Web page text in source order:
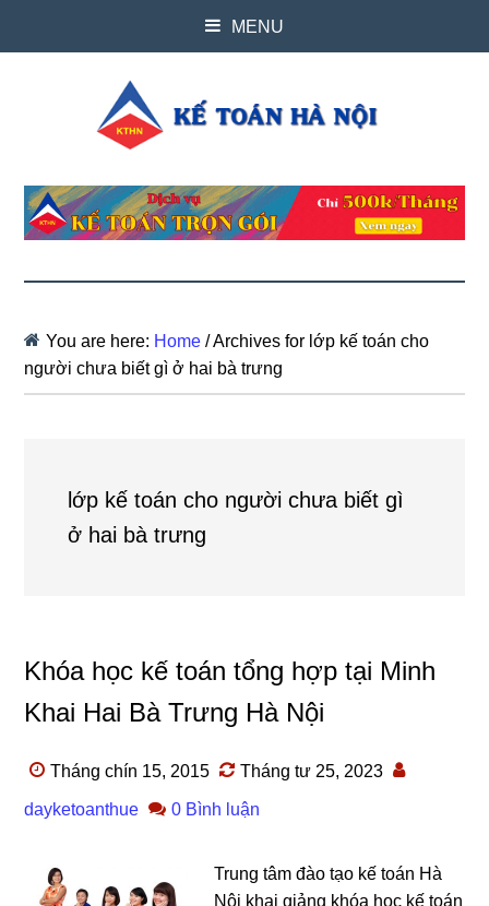
MENU
You are here: Home /Archives for lớp kế toán cho
người chưa biết gì ở hai bà trưng
lớp kế toán cho người chưa biết gì
ở hai bà trưng
Khóa học kế toán tổng hợp tại Minh
Khai Hai Bà Trưng Hà Nội
Tháng chín 15, 2015 Tháng tư 25, 2023
dayketoanthue 0 Bình luận
Trung tâm đào tạo kế toán Hà
Nội khai giảng khóa học kế toán